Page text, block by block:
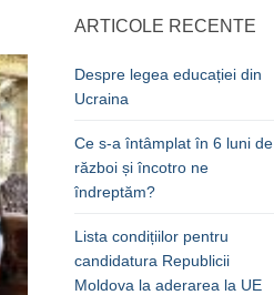
ARTICOLE RECENTE
Despre legea educației din
Ucraina
Ce s-a întâmplat în 6 luni de
război și încotro ne
îndreptăm?
Lista condițiilor pentru
candidatura Republicii
Moldova la aderarea la UE